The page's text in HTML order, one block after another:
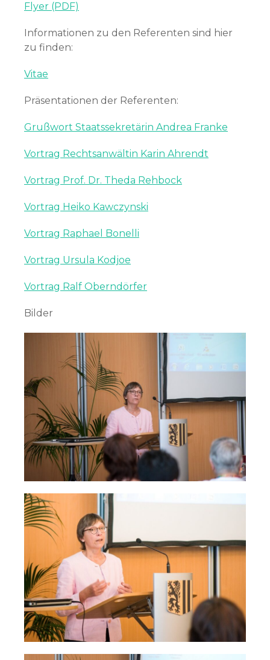
Flyer (PDF)
Informationen zu den Referenten sind hier
zu finden:
Vitae
Präsentationen der Referenten:
Grußwort Staatssekretärin Andrea Franke
Vortrag Rechtsanwältin Karin Ahrendt
Vortrag Prof. Dr. Theda Rehbock
Vortrag Heiko Kawczynski
Vortrag Raphael Bonelli
Vortrag Ursula Kodjoe
Vortrag Ralf Oberndörfer
Bilder